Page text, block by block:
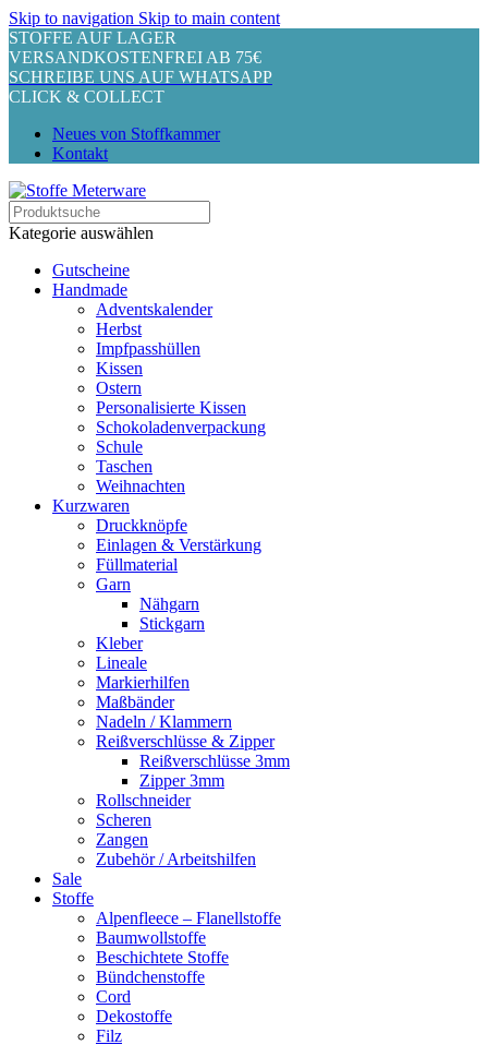
Skip to navigation Skip to main content
STOFFE AUF LAGER
VERSANDKOSTENFREI AB 75€
SCHREIBE UNS AUF WHATSAPP
CLICK & COLLECT
Neues von Stoffkammer
Kontakt
Kategorie auswählen
Gutscheine
Handmade
Adventskalender
Herbst
Impfpasshüllen
Kissen
Ostern
Personalisierte Kissen
Schokoladenverpackung
Schule
Taschen
Weihnachten
Kurzwaren
Druckknöpfe
Einlagen & Verstärkung
Füllmaterial
Garn
Nähgarn
Stickgarn
Kleber
Lineale
Markierhilfen
Maßbänder
Nadeln / Klammern
Reißverschlüsse & Zipper
Reißverschlüsse 3mm
Zipper 3mm
Rollschneider
Scheren
Zangen
Zubehör / Arbeitshilfen
Sale
Stoffe
Alpenfleece – Flanellstoffe
Baumwollstoffe
Beschichtete Stoffe
Bündchenstoffe
Cord
Dekostoffe
Filz